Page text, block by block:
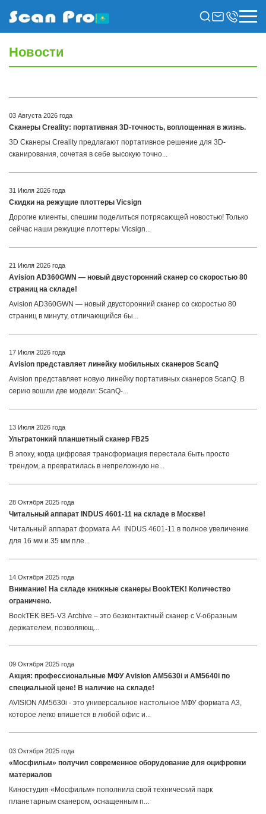
Новости
03 Августа 2026 года
Сканеры Creality: портативная 3D-точность, воплощенная в жизнь.
3D Сканеры Creality предлагают портативное решение для 3D-
сканирования, сочетая в себе высокую точно...
31 Июля 2026 года
Скидки на режущие плоттеры Vicsign
Дорогие клиенты, спешим поделиться потрясающей новостью! Только
сейчас наши режущие плоттеры Vicsign...
21 Июля 2026 года
Avision AD360GWN — новый двусторонний сканер со скоростью 80
страниц на складе!
Avision AD360GWN — новый двусторонний сканер со скоростью 80
страниц в минуту, отличающийся бы...
17 Июля 2026 года
Avision представляет линейку мобильных сканеров ScanQ
Avision представляет новую линейку портативных сканеров ScanQ. В
серию вошли две модели: ScanQ-...
13 Июля 2026 года
Ультратонкий планшетный сканер FB25
В эпоху, когда цифровая трансформация перестала быть просто
трендом, а превратилась в непреложную не...
28 Октября 2025 года
Читальный аппарат INDUS 4601-11 на складе в Москве!
Читальный аппарат формата А4 INDUS 4601-11 в полное увеличение
для 16 мм и 35 мм пле...
14 Октября 2025 года
Внимание! На складе книжные сканеры BookTEK! Количество
ограничено.
BookTEK BE5-V3 Archive – это безконтактный сканер с V-образным
держателем, позволяющ...
09 Октября 2025 года
Акция: профессиональные МФУ Avision AM5630i и AM5640i по
специальной цене! В наличие на складе!
AVISION AM5630i - это универсальное настольное МФУ формата A3,
которое легко впишется в любой офис и...
03 Октября 2025 года
«Мосфильм» получил современное оборудование для оцифровки
материалов
Киностудия «Мосфильм» пополнила свой технический парк
планетарным сканером, оснащенным п...